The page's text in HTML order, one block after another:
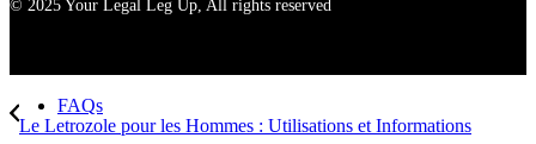
FAQs
© 2025 Your Legal Leg Up, All rights reserved
Le Letrozole pour les Hommes : Utilisations et Informations